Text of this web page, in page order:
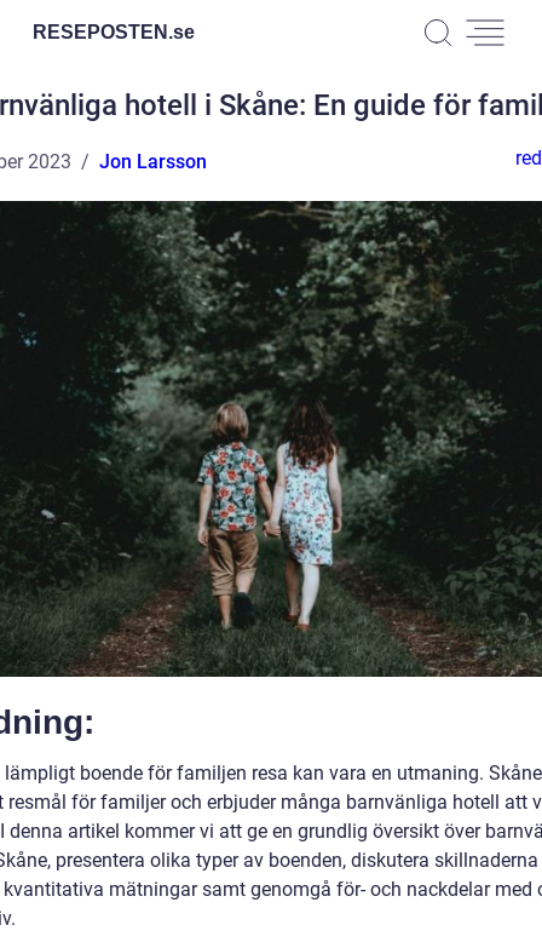
RESEPOSTEN.se
hotell i Skåne: En guide för
2023 Jon Larsson
boende för familjen resa kan vara en utmaning.
resmål för familjer och erbjuder många barnvänliga hotell att
denna artikel kommer vi att ge en grundlig översikt över
presentera olika typer av boenden, diskutera
kvantitativa mätningar samt genomgå för- och nackdelar med